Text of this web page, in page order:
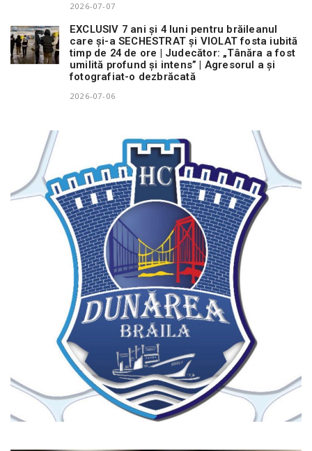
2026-07-07
EXCLUSIV 7 ani și 4 luni pentru brăileanul
care și-a SECHESTRAT și VIOLAT fosta iubită
timp de 24 de ore | Judecător: „Tânăra a fost
umilită profund și intens” | Agresorul a și
fotografiat-o dezbrăcată
2026-07-06